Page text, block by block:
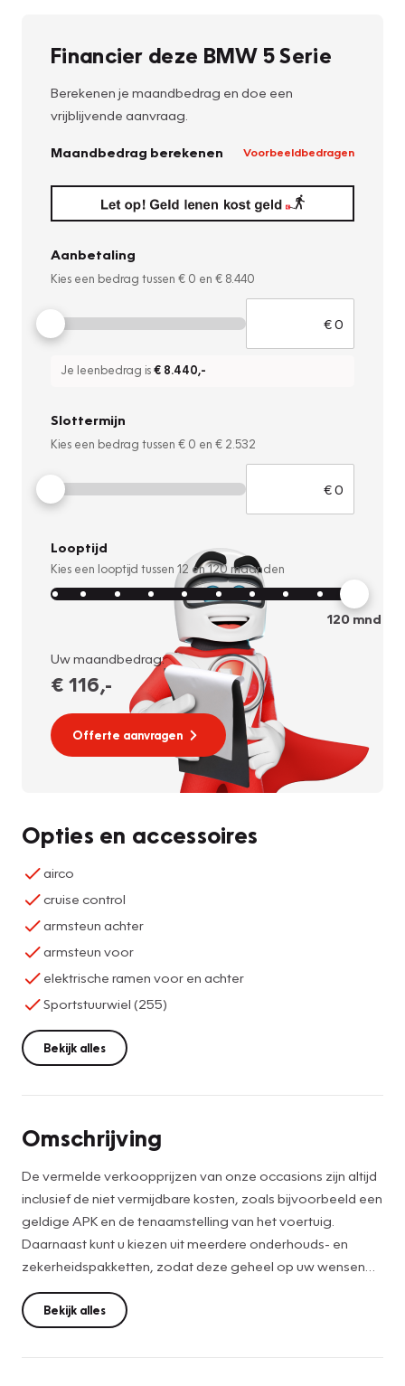
Financier deze BMW 5 Serie
Berekenen je maandbedrag en doe een
vrijblijvende aanvraag.
Maandbedrag berekenen Voorbeeldbedragen
Aanbetaling
Kies een bedrag tussen € 0 en € 8.440
Je leenbedrag is€ 8.440,-
Slottermijn
Kies een bedrag tussen € 0 en € 2.532
Looptijd
Kies een looptijd tussen 12 en120 maanden
120mnd
Uw maandbedrag:
€ 116,-
Offerte aanvragen
Opties en accessoires
airco
cruise control
armsteun achter
armsteun voor
elektrische ramen voor en achter
Sportstuurwiel (255)
Bekijk alles
Omschrijving
De vermelde verkoopprijzen van onze occasions zijn altijd
inclusief de niet vermijdbare kosten, zoals bijvoorbeeld een
geldige APK en de tenaamstelling van het voertuig.
Daarnaast kunt u kiezen uit meerdere onderhouds- en
zekerheidspakketten, zodat deze geheel op uw wensen
aansluiten.
De (optionele) aanvullende garantie van 12 maanden
Bekijk alles